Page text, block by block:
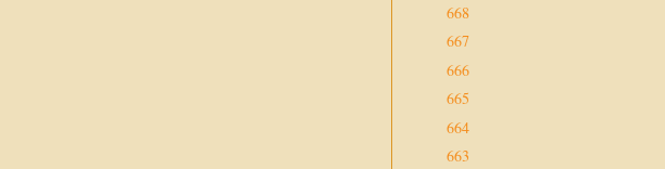
668
667
666
665
664
663